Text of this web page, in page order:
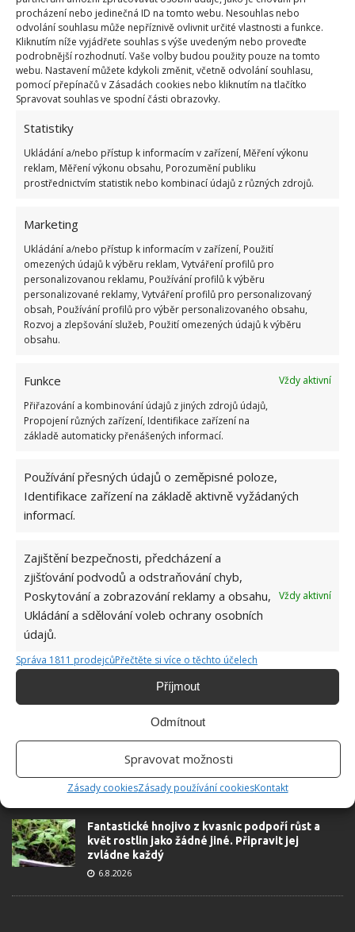
procházení nebo jedinečná ID na tomto webu. Nesouhlas nebo
odvolání souhlasu může nepříznivě ovlivnit určité vlastnosti a funkce.
Kliknutím níže vyjádřete souhlas s výše uvedeným nebo proveďte
podrobnější rozhodnutí. Vaše volby budou použity pouze na tomto
webu. Nastavení můžete kdykoli změnit, včetně odvolání souhlasu,
pomocí přepínačů v Zásadách cookies nebo kliknutím na tlačítko
Spravovat souhlas ve spodní části obrazovky.
Statistiky
Ukládání a/nebo přístup k informacím v zařízení, Měření výkonu
reklam, Měření výkonu obsahu, Porozumění publiku
prostřednictvím statistik nebo kombinací údajů z různých zdrojů.
Marketing
Ukládání a/nebo přístup k informacím v zařízení, Použití
omezených údajů k výběru reklam, Vytváření profilů pro
personalizovanou reklamu, Používání profilů k výběru
personalizované reklamy, Vytváření profilů pro personalizovaný
obsah, Používání profilů pro výběr personalizovaného obsahu,
Rozvoj a zlepšování služeb, Použití omezených údajů k výběru
obsahu.
Funkce
Vždy aktivní
Přiřazování a kombinování údajů z jiných zdrojů údajů,
Propojení různých zařízení, Identifikace zařízení na
základě automaticky přenášených informací.
Používání přesných údajů o zeměpisné poloze,
Identifikace zařízení na základě aktivně vyžádaných
informací.
Zajištění bezpečnosti, předcházení a
zjišťování podvodů a odstraňování chyb,
Poskytování a zobrazování reklamy a obsahu,
Ukládání a sdělování voleb ochrany osobních
údajů.
Vždy aktivní
Správa 1811 prodejcůPřečtěte si více o těchto účelech
Příjmout
Odmítnout
Spravovat možnosti
Zásady cookiesZásady používání cookiesKontakt
OBLÍBENÉ ČLÁNKY
Kvíz na téma pionýrské tábory za socialismu:
Kdo je zažil, bez problému získá 12 ze 12 bodů
12.5.2026
23.6.2026
bodů
6.5.2026
ŽHAVÉ NOVINKY
přáním. Užijte si úspěšnou sklizeň již během
letošní sezony
plodů. Připravte se na letošní sezonu včas
6.8.2026
Fantastické hnojivo z kvasnic podpoří růst a
květ rostlin jako žádné jiné. Připravit jej
zvládne každý
6.8.2026